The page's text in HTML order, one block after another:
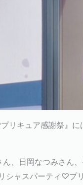
キュア感謝祭』
、日岡なつみさん
シャスパーティ♡